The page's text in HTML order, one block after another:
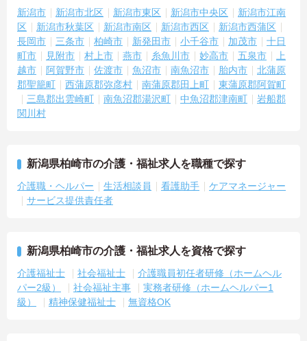
＜手厚い指導と資格支援＞入社後は2週間程度の研修期間があり、先
輩と一緒に業務を覚えながら、少しずつ独り立ちを目指せます。ま
た、入社後のキャリアアップ制度や、就業後の資格取得を積極的に
サポートする体制が整っています。
＜大手・日本生命グループだからこその安定感＞「全国約1,900カ所
を展開し、日本生命グループに加わった大手企業ならではのコンプ
ライアンスと福利厚生の充実度が安心の決め手です。基本給に加え
て最大2万円の勤続年数手当や、早朝・夜間・深夜手当等も支給され
るので頑張りが収入に直結します。退職金や退職慰労金制度も整っ
新潟市 新潟市北区 新潟市東区 新潟市中央区
新潟市江南
区
新潟市秋葉区 新潟市南区 新潟市西区
新潟市西蒲区
長岡市
三条市 柏崎市 新発田市 小千谷市 加茂市
十日
町市
見附市 村上市 燕市 糸魚川市 妙高市 五泉市
上
越市
阿賀野市 佐渡市 魚沼市 南魚沼市 胎内市
北蒲原
郡聖籠町
西蒲原郡弥彦村 南蒲原郡田上町
東蒲原郡阿賀町
三島郡出雲崎町
南魚沼郡湯沢町 中魚沼郡津南町
岩船郡
関川村
新潟県柏崎市の介護・福祉求人を職種で探す
介護職・ヘルパー 生活相談員 看護助手
ケアマネージャー
サービス提供責任者
新潟県柏崎市の介護・福祉求人を資格で探す
介護福祉士 社会福祉士
介護職員初任者研修（ホームヘル
パー2級）
社会福祉主事
実務者研修（ホームヘルパー1
級）
精神保健福祉士 無資格OK